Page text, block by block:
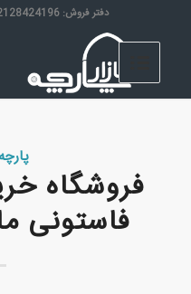
دفتر فروش: 02128424196/ کارشناسان: 09128573405
فروشگاه
فاستونی